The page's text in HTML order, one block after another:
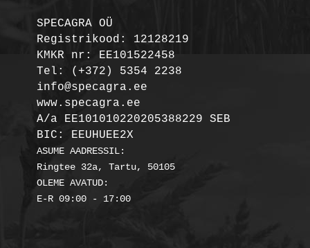
SPECAGRA OÜ
Registrikood: 12128219
KMKR nr: EE101522458
Tel: (+372) 5354 2238
info@specagra.ee
A/a EE101010220205388229 SEB
BIC: EEUHUEE2X
ASUME AADRESSIL:
Ringtee 32a, Tartu, 50105
OLEME AVATUD:
E-R 09:00 - 17:00